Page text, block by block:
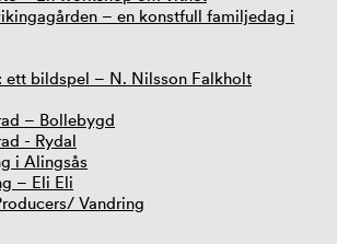
– en konstfull familjedag i
ett bildspel – N. Nilsson Falkholt
– Bollebygd
- Rydal
i Alingsås
– Eli Eli
Vandring